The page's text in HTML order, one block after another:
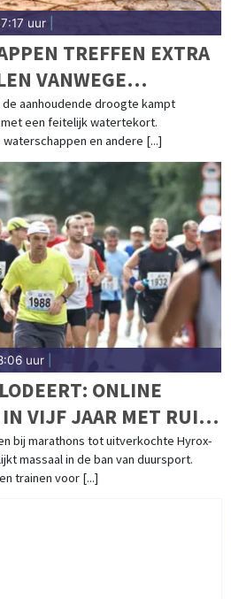
uur
TREFFEN EXTRA
VANWEGE
DROOGTE
de aanhoudende droogte kampt
een feitelijk watertekort.
en andere [...]
uur
ONLINE
VIJF JAAR MET RUIM
bij marathons tot uitverkochte Hyrox-
massaal in de ban van duursport.
trainen voor [...]